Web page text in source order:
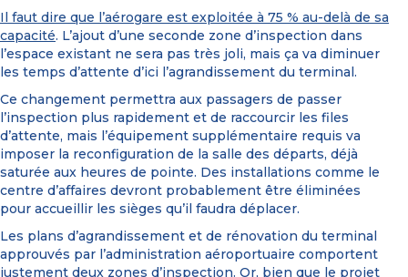
Il faut dire que l’aérogare est exploitée à 75 % au-delà de sa
capacité. L’ajout d’une seconde zone d’inspection dans
l’espace existant ne sera pas très joli, mais ça va diminuer
les temps d’attente d’ici l’agrandissement du terminal.
Ce changement permettra aux passagers de passer
l’inspection plus rapidement et de raccourcir les files
d’attente, mais l’équipement supplémentaire requis va
imposer la reconfiguration de la salle des départs, déjà
saturée aux heures de pointe. Des installations comme le
centre d’affaires devront probablement être éliminées
pour accueillir les sièges qu’il faudra déplacer.
Les plans d’agrandissement et de rénovation du terminal
approuvés par l’administration aéroportuaire comportent
justement deux zones d’inspection. Or, bien que le projet